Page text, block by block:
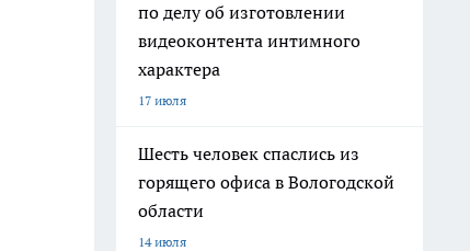
по делу об изготовлении
видеоконтента интимного
характера
17 июля
Шесть человек спаслись из
горящего офиса в Вологодской
области
14 июля